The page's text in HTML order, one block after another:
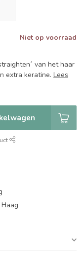
Niet op voorraad
van het haar
extra keratine. Lees